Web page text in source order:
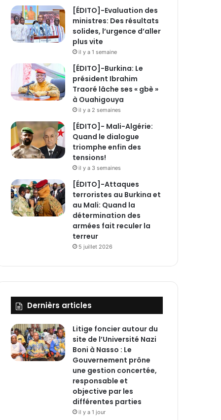
[ÉDITO]-Evaluation des
ministres: Des résultats
solides, l’urgence d’aller
plus vite
il y a 1 semaine
[ÉDITO]-Burkina: Le
président Ibrahim
Traoré lâche ses « gbè »
à Ouahigouya
il y a 2 semaines
[ÉDITO]- Mali-Algérie:
Quand le dialogue
triomphe enfin des
tensions!
il y a 3 semaines
[ÉDITO]-Attaques
terroristes au Burkina et
au Mali: Quand la
détermination des
armées fait reculer la
terreur
5 juillet 2026
Dernièrs articles
Litige foncier autour du
site de l’Université Nazi
Boni à Nasso : Le
Gouvernement prône
une gestion concertée,
responsable et
objective par les
différentes parties
il y a 1 jour